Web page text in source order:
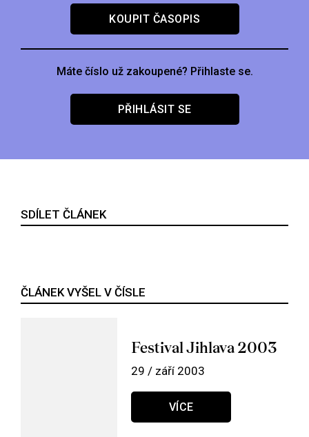
KOUPIT ČASOPIS
Máte číslo už zakoupené? Přihlaste se.
PŘIHLÁSIT SE
SDÍLET ČLÁNEK
ČLÁNEK VYŠEL V ČÍSLE
Festival Jihlava 2003
29 / září 2003
VÍCE